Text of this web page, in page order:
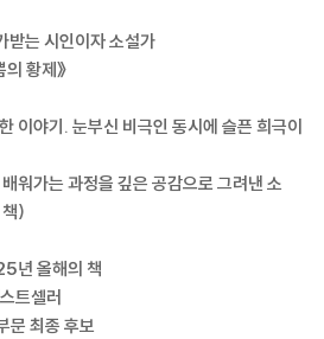
받는 시인이자 소설가
황제》
이야기. 눈부신 비극인 동시에 슬픈 희극이
워가는 과정을 깊은 공감으로 그려낸 소
)
년 올해의 책
트셀러
문 최종 후보